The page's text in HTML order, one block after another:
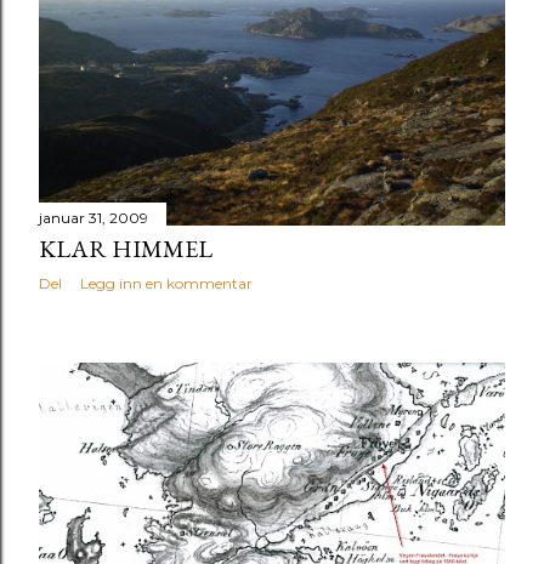
januar 31, 2009
KLAR HIMMEL
Del Legg inn en kommentar